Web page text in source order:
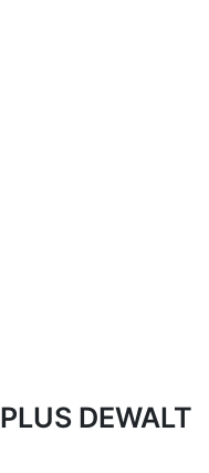
DEWALT